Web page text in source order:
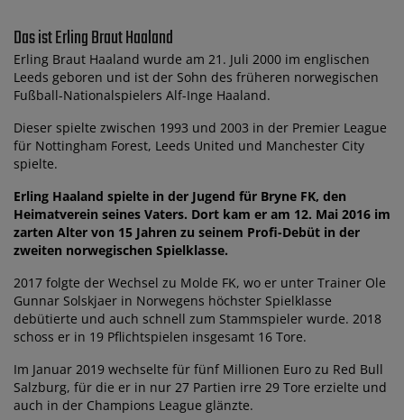
Das ist Erling Braut Haaland
Erling Braut Haaland wurde am 21. Juli 2000 im englischen
Leeds geboren und ist der Sohn des früheren norwegischen
Fußball-Nationalspielers Alf-Inge Haaland.
Dieser spielte zwischen 1993 und 2003 in der Premier League
für Nottingham Forest, Leeds United und Manchester City
spielte.
Erling Haaland spielte in der Jugend für Bryne FK, den
Heimatverein seines Vaters. Dort kam er am 12. Mai 2016 im
zarten Alter von 15 Jahren zu seinem Profi-Debüt in der
zweiten norwegischen Spielklasse.
2017 folgte der Wechsel zu Molde FK, wo er unter Trainer Ole
Gunnar Solskjaer in Norwegens höchster Spielklasse
debütierte und auch schnell zum Stammspieler wurde. 2018
schoss er in 19 Pflichtspielen insgesamt 16 Tore.
Im Januar 2019 wechselte für fünf Millionen Euro zu Red Bull
Salzburg, für die er in nur 27 Partien irre 29 Tore erzielte und
auch in der Champions League glänzte.